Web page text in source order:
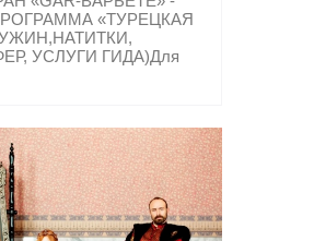
«ТУРЕЦКАЯ
УСЛУГИ ГИДА)Для